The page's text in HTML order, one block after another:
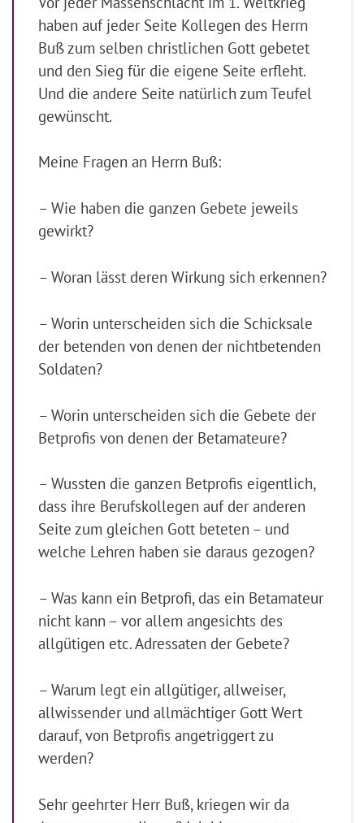
haben auf jeder Seite Kollegen des Herrn
Buß zum selben christlichen Gott gebetet
und den Sieg für die eigene Seite erfleht.
Und die andere Seite natürlich zum Teufel
gewünscht.
Meine Fragen an Herrn Buß:
– Wie haben die ganzen Gebete jeweils
gewirkt?
– Woran lässt deren Wirkung sich erkennen?
– Worin unterscheiden sich die Schicksale
der betenden von denen der nichtbetenden
Soldaten?
– Worin unterscheiden sich die Gebete der
Betprofis von denen der Betamateure?
– Wussten die ganzen Betprofis eigentlich,
dass ihre Berufskollegen auf der anderen
Seite zum gleichen Gott beteten – und
welche Lehren haben sie daraus gezogen?
– Was kann ein Betprofi, das ein Betamateur
nicht kann – vor allem angesichts des
allgütigen etc. Adressaten der Gebete?
– Warum legt ein allgütiger, allweiser,
allwissender und allmächtiger Gott Wert
darauf, von Betprofis angetriggert zu
werden?
Sehr geehrter Herr Buß, kriegen wir da